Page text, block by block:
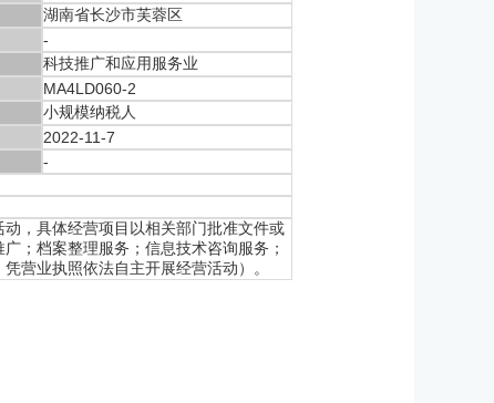
湖南省长沙市芙蓉区
-
科技推广和应用服务业
MA4LD060-2
小规模纳税人
2022-11-7
-
，具体经营项目以相关部门批准文件或
；档案整理服务；信息技术咨询服务；
营业执照依法自主开展经营活动）。